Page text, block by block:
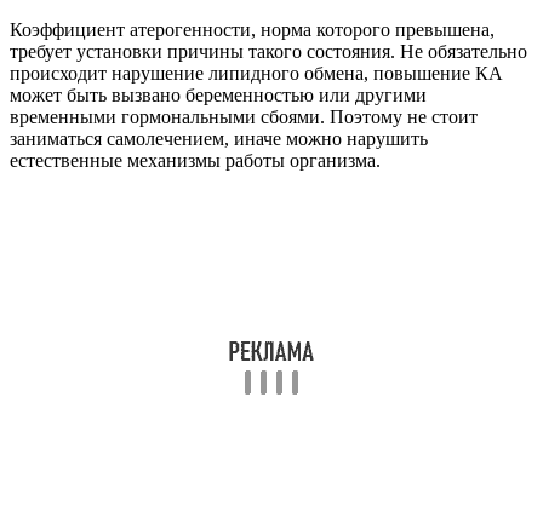
Коэффициент атерогенности, норма которого превышена,
требует установки причины такого состояния. Не обязательно
происходит нарушение липидного обмена, повышение КА
может быть вызвано беременностью или другими
временными гормональными сбоями. Поэтому не стоит
заниматься самолечением, иначе можно нарушить
естественные механизмы работы организма.